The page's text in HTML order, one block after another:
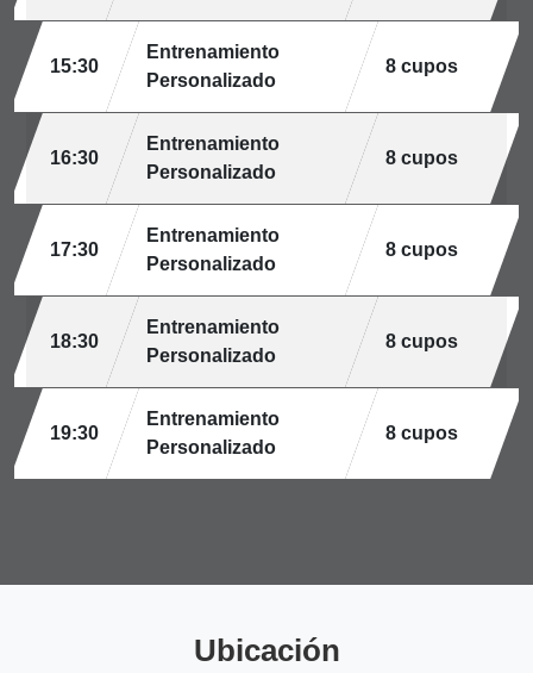
15:30
Entrenamiento
Personalizado
8 cupos
16:30
Entrenamiento
Personalizado
8 cupos
17:30
Entrenamiento
Personalizado
8 cupos
18:30
Entrenamiento
Personalizado
8 cupos
19:30
Entrenamiento
Personalizado
8 cupos
Ubicación